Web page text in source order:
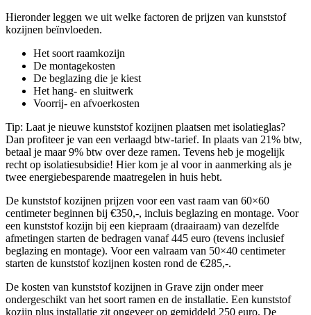
Hieronder leggen we uit welke factoren de prijzen van kunststof
kozijnen beïnvloeden.
Het soort raamkozijn
De montagekosten
De beglazing die je kiest
Het hang- en sluitwerk
Voorrij- en afvoerkosten
Tip: Laat je nieuwe kunststof kozijnen plaatsen met isolatieglas?
Dan profiteer je van een verlaagd btw-tarief. In plaats van 21% btw,
betaal je maar 9% btw over deze ramen. Tevens heb je mogelijk
recht op isolatiesubsidie! Hier kom je al voor in aanmerking als je
twee energiebesparende maatregelen in huis hebt.
De kunststof kozijnen prijzen voor een vast raam van 60×60
centimeter beginnen bij €350,-, incluis beglazing en montage. Voor
een kunststof kozijn bij een kiepraam (draairaam) van dezelfde
afmetingen starten de bedragen vanaf 445 euro (tevens inclusief
beglazing en montage). Voor een valraam van 50×40 centimeter
starten de kunststof kozijnen kosten rond de €285,-.
De kosten van kunststof kozijnen in Grave zijn onder meer
ondergeschikt van het soort ramen en de installatie. Een kunststof
kozijn plus installatie zit ongeveer op gemiddeld 250 euro. De